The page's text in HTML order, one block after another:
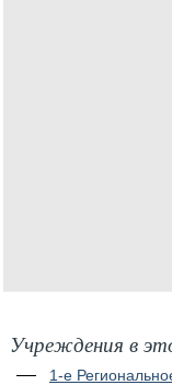
Учреждения в
1-е